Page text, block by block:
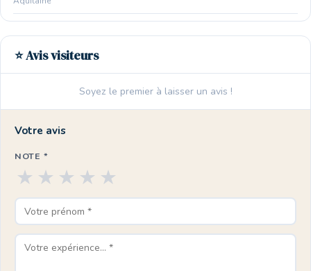
⭐ Avis visiteurs
Soyez le premier à laisser un avis !
Votre avis
NOTE *
★
★
★
★
★